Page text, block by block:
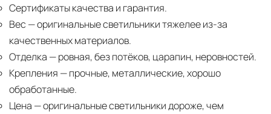
Сертификаты качества и гарантия.
Вес — оригинальные светильники тяжелее из-за
качественных материалов.
Отделка — ровная, без потёков, царапин, неровностей.
Крепления — прочные, металлические, хорошо
обработанные.
Цена — оригинальные светильники дороже, чем